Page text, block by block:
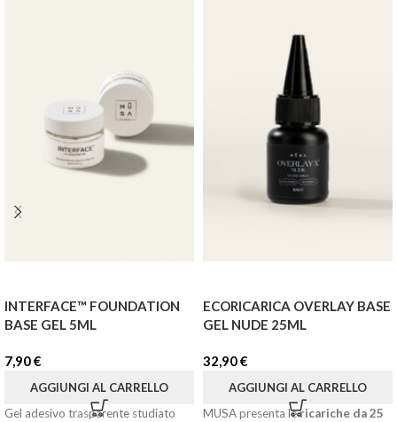
INTERFACE™ FOUNDATION
BASE GEL 5ML
7,90€
AGGIUNGI AL CARRELLO
Gel adesivo trasparente studiato
ECORICARICA OVERLAY BASE
GEL NUDE 25ML
32,90€
AGGIUNGI AL CARRELLO
MUSA presenta lericariche da 25